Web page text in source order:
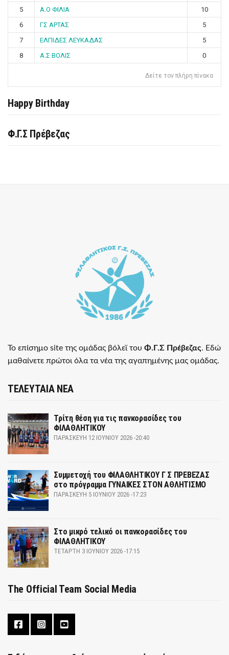
5
Α.Ο ΦΙΛΙΑ
10
6
ΓΣ ΑΡΤΑΣ
5
7
ΕΛΠΙΔΕΣ ΛΕΥΚΑΔΑΣ
5
8
Α.Σ ΒΟΛΙΣ 0
Δείτε τον πλήρη πίνακα
Happy Birthday
Φ.Γ.Σ Πρέβεζας
Το επίσημο site της ομάδας βόλεϊ του Φ.Γ.Σ Πρέβεζας. Εδώ
μαθαίνετε πρώτοι όλα τα νέα της αγαπημένης μας ομάδας.
ΤΕΛΕΥΤΑΙΑ ΝΕΑ
Τρίτη θέση για τις πανκορασίδες του
ΦΙΛΑΘΛΗΤΙΚΟΥ
ΠΑΡΑΣΚΕΥΉ 12 ΙΟΥΝΊΟΥ 2026 -20:40
Συμμετοχή του ΦΙΛΑΘΛΗΤΙΚΟΥ Γ Σ ΠΡΕΒΕΖΑΣ
στο πρόγραμμα ΓΥΝΑΙΚΕΣ ΣΤΟΝ ΑΘΛΗΤΙΣΜΟ
ΠΑΡΑΣΚΕΥΉ 5 ΙΟΥΝΊΟΥ 2026 -17:23
Στο μικρό τελικό οι πανκορασίδες του
ΦΙΛΑΘΛΗΤΙΚΟΥ
ΤΕΤΆΡΤΗ 3 ΙΟΥΝΊΟΥ 2026 -17:15
The Official Team Social Media